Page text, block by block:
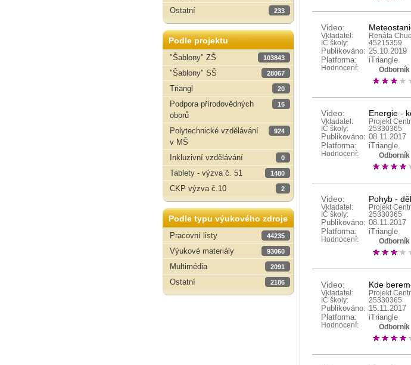
Ostatní 233
Podle projektu
"Šablony" ZŠ
103843
"Šablony" SŠ 28067
Triangl 20
Podpora přírodovědných
oborů
16
Polytechnické vzdělávání
v MŠ
924
Inkluzivní vzdělávání 0
Tablety - výzva č. 51 1480
CKP výzva č.10 2
Podle typu výukového zdroje
Pracovní listy
44235
Výukové materiály 93060
Multimédia 2091
Ostatní 2186
Video:
Vkladatel:
Renáta
IČ školy:
45215359
Publikováno: 25.10.2019
Platforma:
iTriangle
Hodnocení: Odborník
Video: Energie -
Vkladatel:
Projekt
IČ školy:
25330365
Publikováno: 08.11.2017
Platforma:
iTriangle
Hodnocení: Odborník
Video: Pohyb -
Vkladatel:
Projekt
IČ školy:
25330365
Publikováno: 08.11.2017
Platforma:
iTriangle
Hodnocení: Odborník
Video: Kde
Vkladatel:
Projekt
IČ školy:
25330365
Publikováno: 15.11.2017
Platforma:
iTriangle
Hodnocení: Odborník